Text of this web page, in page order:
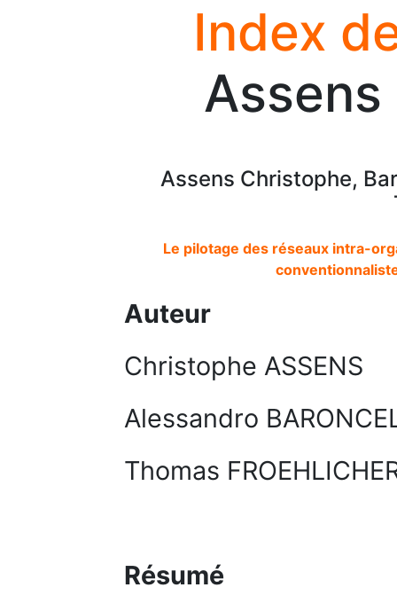
Index
Assens Christophe,
Le pilotage des réseaux intra-
Auteur
Christophe ASSENS
Alessandro
Thomas
Résumé